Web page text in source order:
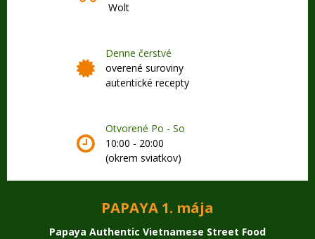
Wolt
Denne čerstvé
overené suroviny
autentické recepty
Otvorené Po - So
10:00 - 20:00
(okrem sviatkov)
PAPAYA 1. mája
Papaya Authentic Vietnamese Street Food